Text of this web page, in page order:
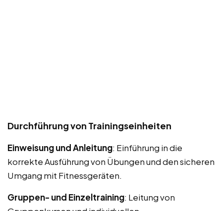
Durchführung von Trainingseinheiten
Einweisung und Anleitung: Einführung in die
korrekte Ausführung von Übungen und den sicheren
Umgang mit Fitnessgeräten.
Gruppen- und Einzeltraining: Leitung von